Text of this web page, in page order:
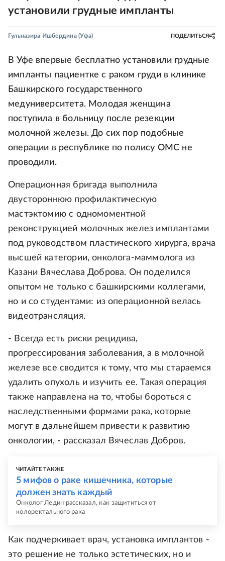
установили грудные импланты
Гульназира Ишбердина(Уфа) ПОДЕЛИТЬСЯ
В Уфе впервые бесплатно установили грудные
импланты пациентке с раком груди в клинике
Башкирского государственного
медуниверситета. Молодая женщина
поступила в больницу после резекции
молочной железы. До сих пор подобные
операции в республике по полису ОМС не
проводили.
Операционная бригада выполнила
двустороннюю профилактическую
мастэктомию с одномоментной
реконструкцией молочных желез имплантами
под руководством пластического хирурга, врача
высшей категории, онколога-маммолога из
Казани Вячеслава Доброва. Он поделился
опытом не только с башкирскими коллегами,
но и со студентами: из операционной велась
видеотрансляция.
- Всегда есть риски рецидива,
прогрессирования заболевания, а в молочной
железе все сводится к тому, что мы стараемся
удалить опухоль и изучить ее. Такая операция
также направлена на то, чтобы бороться с
наследственными формами рака, которые
могут в дальнейшем привести к развитию
онкологии, - рассказал Вячеслав Добров.
ЧИТАЙТЕ ТАКЖЕ
5 мифов о раке кишечника, которые
должен знать каждый
Онколог Ледин рассказал, как защититься от
колоректального рака
Как подчеркивает врач, установка имплантов -
это решение не только эстетических, но и